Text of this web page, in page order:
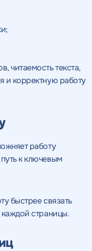
читаемость текста,
и корректную работу
работу
к ключевым
быстрее связать
каждой страницы.